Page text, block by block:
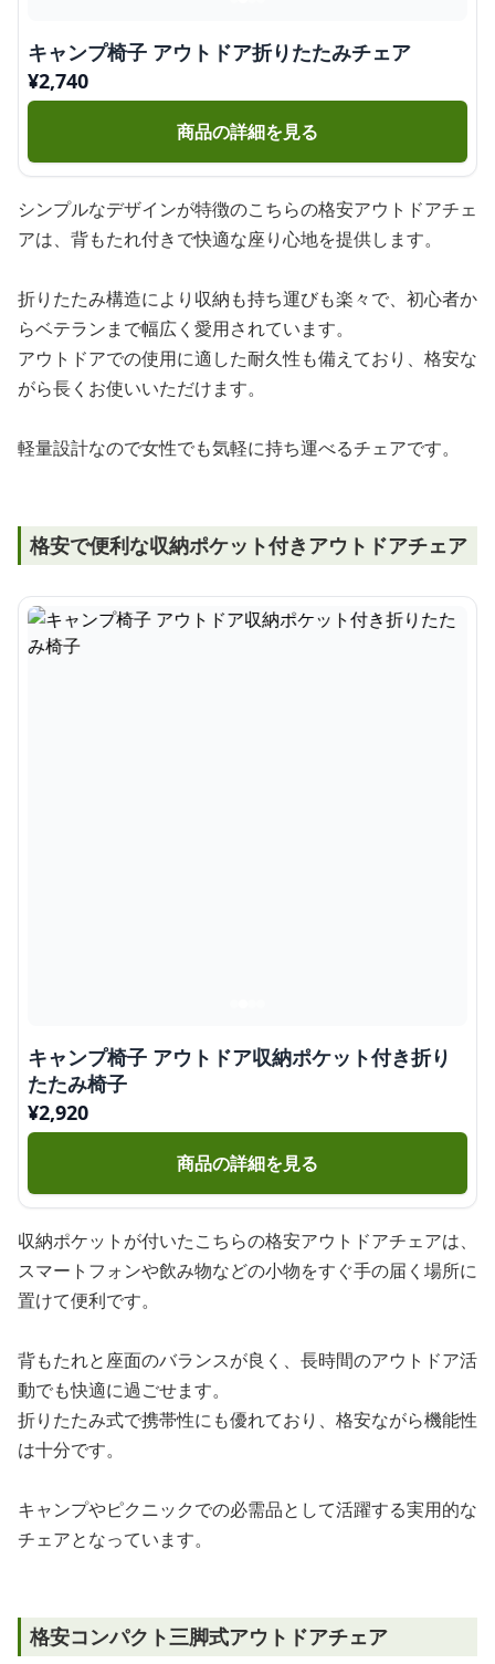
キャンプ椅子 アウトドア折りたたみチェア
¥2,740
商品の詳細を見る
シンプルなデザインが特徴のこちらの格安アウトドアチェ
アは、背もたれ付きで快適な座り心地を提供します。
折りたたみ構造により収納も持ち運びも楽々で、初心者か
らベテランまで幅広く愛用されています。
アウトドアでの使用に適した耐久性も備えており、格安な
がら長くお使いいただけます。
軽量設計なので女性でも気軽に持ち運べるチェアです。
格安で便利な収納ポケット付きアウトドアチェア
キャンプ椅子 アウトドア収納ポケット付き折り
たたみ椅子
¥2,920
商品の詳細を見る
収納ポケットが付いたこちらの格安アウトドアチェアは、
スマートフォンや飲み物などの小物をすぐ手の届く場所に
置けて便利です。
背もたれと座面のバランスが良く、長時間のアウトドア活
動でも快適に過ごせます。
折りたたみ式で携帯性にも優れており、格安ながら機能性
は十分です。
キャンプやピクニックでの必需品として活躍する実用的な
チェアとなっています。
格安コンパクト三脚式アウトドアチェア